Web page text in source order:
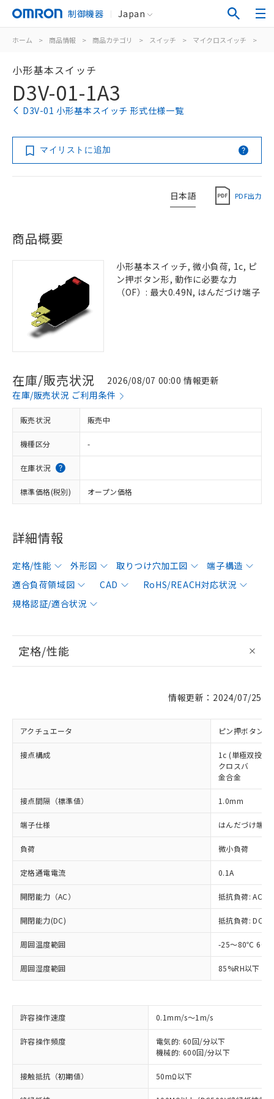
制御機器 Japan
ホーム > 商品情報 > 商品カテゴリ > スイッチ > マイクロスイッチ >
小形基本スイッチ
D3V-01-1A3
D3V-01 小形基本スイッチ 形式仕様一覧
マイリストに追加
日本語 PDF出力
商品概要
小形基本スイッチ, 微小負荷, 1c, ピ
ン押ボタン形, 動作に必要な力
（OF）: 最大0.49N, はんだづけ端子
在庫/販売状況
2026/08/07 00:00 情報更新
在庫/販売状況 ご利用条件
販売状況 販売中
機種区分 -
在庫状況
標準価格(税別) オープン価格
詳細情報
定格/性能 外形図 取りつけ穴加工図
端子構造
適合負荷領域図
CAD
RoHS/REACH対応状況
規格認証/適合状況
定格/性能
情報更新：2024/07/25
アクチュエータ ピン押ボタン形
接点構成
1c (単極双投形)
クロスバ
金合金
接点間隔（標準値） 1.0mm
端子仕様 はんだづけ端子
負荷 微小負荷
定格通電電流 0.1A
開閉能力（AC） 抵抗負荷:
開閉能力(DC) 抵抗負荷:
周囲温度範囲 -25～80℃
周囲湿度範囲 85%RH以下 5
許容操作速度 0.1mm/s～1m/s
許容操作頻度
電気的: 60回/分以下
機械的: 600回/分以下
接触抵抗（初期値） 50mΩ以下
対応済み：EU RoHS指令（10物質）の
非含有に対応した製品が提供可能な商品で